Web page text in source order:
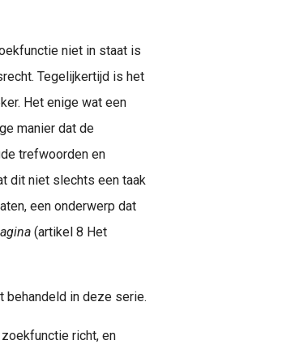
niet in staat is
Tegelijkertijd is het
Het enige wat een
manier dat de
trefwoorden en
dit niet slechts een taak
een onderwerp dat
(artikel 8 Het
behandeld in deze serie.
richt, en